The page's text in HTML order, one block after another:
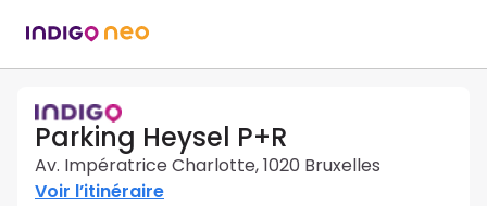
Parking Heysel P+R
Av. Impératrice Charlotte, 1020 Bruxelles
Voir l’itinéraire